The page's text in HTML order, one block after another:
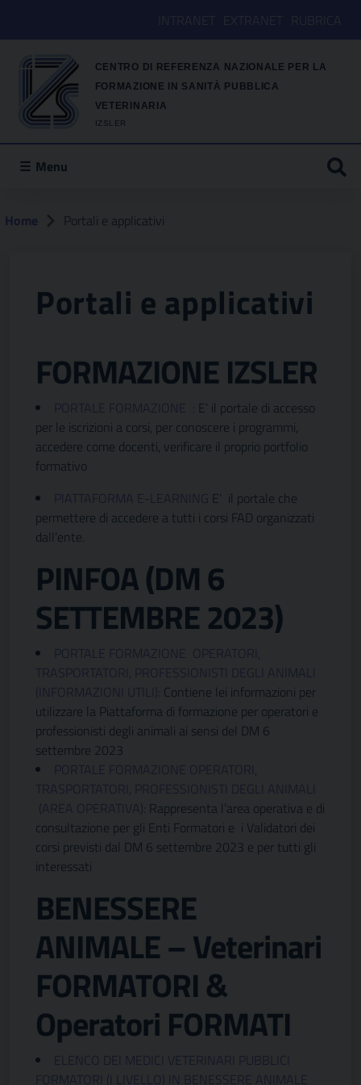
INTRANET EXTRANET RUBRICA
CENTRO DI REFERENZA NAZIONALE PER LA
FORMAZIONE IN SANITÀ PUBBLICA
VETERINARIA
IZSLER
Menu
Home Portali e applicativi
Portali e applicativi
FORMAZIONE IZSLER
PORTALE FORMAZIONE :
E’ il portale di accesso
per le iscrizioni a corsi, per conoscere i programmi,
accedere come docenti, verificare il proprio portfolio
formativo
PIATTAFORMA E-LEARNING E’ il portale che
permettere di accedere a tutti i corsi FAD organizzati
dall’ente.
PINFOA (DM 6
SETTEMBRE 2023)
PORTALE FORMAZIONE OPERATORI,
TRASPORTATORI, PROFESSIONISTI DEGLI ANIMALI
(INFORMAZIONI UTILI): Contiene lei informazioni per
utilizzare la Piattaforma di formazione per operatori e
professionisti degli animali ai sensi del DM 6
settembre 2023
PORTALE FORMAZIONE OPERATORI,
TRASPORTATORI, PROFESSIONISTI DEGLI ANIMALI
(AREA OPERATIVA): Rappresenta l’area operativa e di
consultazione per gli Enti Formatori e i Validatori dei
corsi previsti dal DM 6 settembre 2023 e per tutti gli
interessati
BENESSERE
ANIMALE – Veterinari
FORMATORI &
Operatori FORMATI
ELENCO DEI MEDICI VETERINARI PUBBLICI
FORMATORI (I LIVELLO) IN BENESSERE ANIMALE